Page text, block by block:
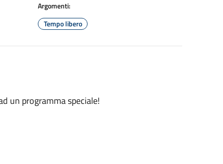
Argomenti:
Tempo libero
un programma speciale!